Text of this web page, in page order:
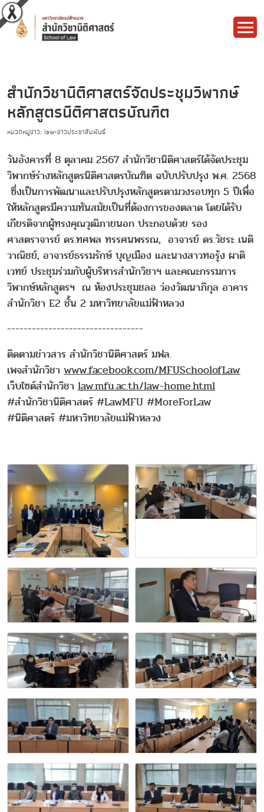
สำนักวิชานิติศาสตร์จัดประชุมวิพากษ์
หลักสูตรนิติศาสตรบัณฑิต
หมวดหมู่ข่าว: law-ข่าวประชาสัมพันธ์
วันอังคารที่ 8 ตุลาคม 2567 สำนักวิชานิติศาสตร์ได้จัดประชุม
วิพากษ์ร่างหลักสูตรนิติศาสตรบัณฑิต ฉบับปรับปรุง พ.ศ. 2568
ซึ่งเป็นการพัฒนาและปรับปรุงหลักสูตรตามวงรอบทุก 5 ปีเพื่อ
ให้หลักสูตรมีความทันสมัยเป็นที่ต้องการของตลาด โดยได้รับ
เกียรติจากผู้ทรงคุณวุฒิภายนอก ประกอบด้วย รอง
ศาสตราจารย์ ดร.ทศพล ทรรศนพรรณ, อาจารย์ ดร.วัชระ เนติ
วาณิชย์, อาจารย์ธรรมรักษ์ บุญเมือง และนางสาวทอรุ้ง ผาติ
เวทย์ ประชุมร่วมกับผู้บริหารสำนักวิชาฯ และคณะกรรมการ
วิพากษ์หลักสูตรฯ ณ ห้องประชุมชลอ ว่องวัฒนาภิกุล อาคาร
สำนักวิชา E2 ชั้น 2 มหาวิทยาลัยแม่ฟ้าหลวง
---------------------------------
ติดตามข่าวสาร สำนักวิชานิติศาสตร์ มฟล.
เพจสำนักวิชา www.facebook.com/MFUSchoolofLaw
เว็บไซต์สำนักวิชา law.mfu.ac.th/law-home.html
#สำนักวิชานิติศาสตร์ #LawMFU #MoreForLaw
#นิติศาสตร์ #มหาวิทยาลัยแม่ฟ้าหลวง